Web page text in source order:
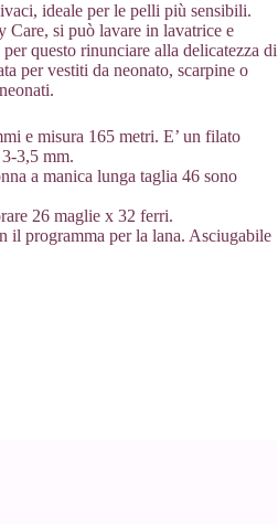
ideale per le pelli più sensibili.
Care, si può lavare in lavatrice e
questo rinunciare alla delicatezza di
per vestiti da neonato, scarpine o
e misura 165 metri. E’ un filato
3,5 mm.
a manica lunga taglia 46 sono
26 maglie x 32 ferri.
il programma per la lana. Asciugabile